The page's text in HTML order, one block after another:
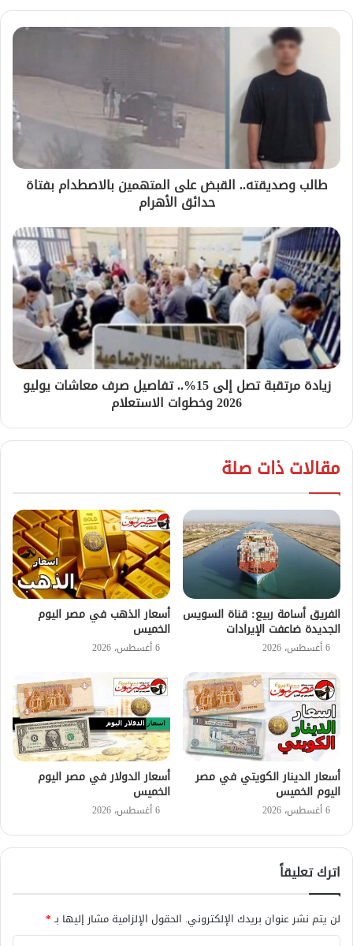
طالب وصديقته.. القبض على المتهمين بالاصطدام بفتاة
حدائق الأهرام
زيادة مرتقبة تصل إلى 15%.. تفاصيل صرف معاشات يوليو
2026 وخطوات الاستعلام
مقالات ذات صلة
الفريق أسامة ربيع: قناة السويس
الجديدة ضاعفت الإيرادات
6 أغسطس، 2026
أسعار الذهب في مصر اليوم
الخميس
6 أغسطس، 2026
أسعار الدينار الكويتي في مصر
اليوم الخميس
6 أغسطس، 2026
أسعار الدولار في مصر اليوم
الخميس
6 أغسطس، 2026
اترك تعليقاً
لن يتم نشر عنوان بريدك الإلكتروني. الحقول الإلزامية مشار إليها بـ*